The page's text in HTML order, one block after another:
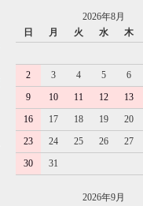
2026年8月
日
月 火 水 木
2
3 4 5 6
9
10 11 12 13
16
17 18 19 20
23
24 25 26 27
30
31
2026年9月